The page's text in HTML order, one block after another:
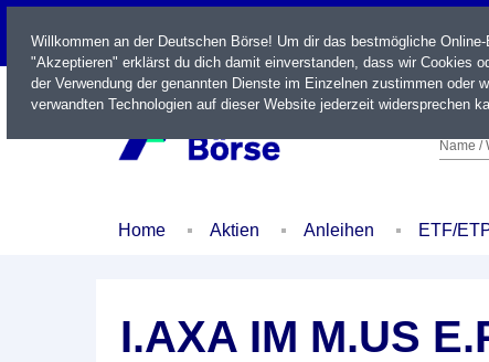
LIVE
Name /
Home Aktien Anleihen ETF/
I.AXA IM M.US
Willkommen an der Deutschen Börse! Um dir das bestmögliche
"Akzeptieren" erklärst du dich damit einverstanden, dass wir Cookies
der Verwendung der genannten Dienste im Einzelnen zustimmen oder
verwandten Technologien auf dieser Website jederzeit widersprechen